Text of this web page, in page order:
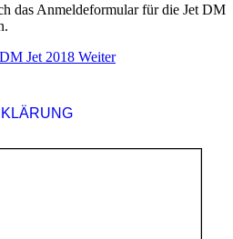
das Anmeldeformular für die Jet DM
Jet 2018 Weiter